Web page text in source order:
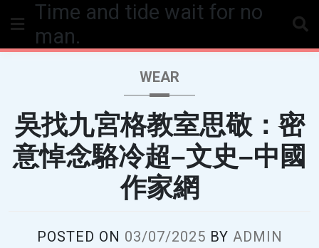
Time and tide wait for no
man.
WEAR
吳找九宮格教室思敬：密
意悼念駱冷超–文史–中國
作家網
POSTED ON 03/07/2025 BY ADMIN